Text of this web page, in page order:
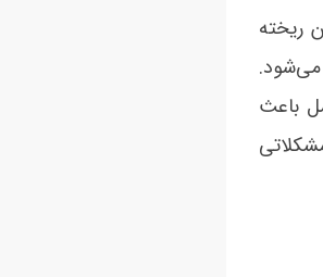
ریخته
می‌شود.
باعث